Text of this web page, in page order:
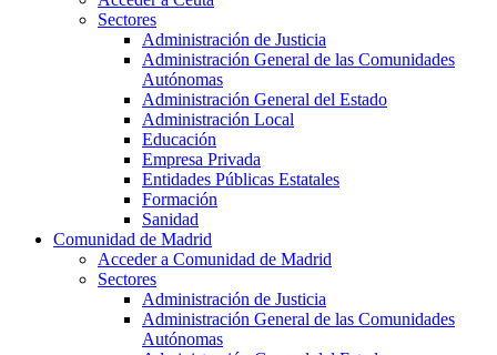
Sectores
Administración de Justicia
Administración General de las Comunidades
Autónomas
Administración General del Estado
Administración Local
Educación
Empresa Privada
Entidades Públicas Estatales
Formación
Sanidad
Comunidad de Madrid
Acceder a Comunidad de Madrid
Sectores
Administración de Justicia
Administración General de las Comunidades
Autónomas